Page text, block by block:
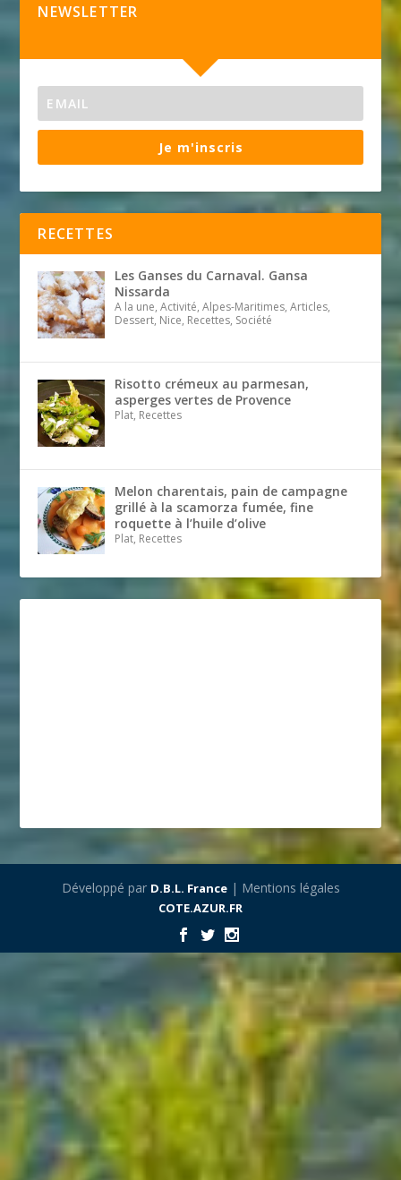
NEWSLETTER
Je m'inscris
RECETTES
Les Ganses du Carnaval. Gansa
Nissarda
A la une, Activité, Alpes-Maritimes, Articles,
Dessert, Nice, Recettes, Société
Risotto crémeux au parmesan,
asperges vertes de Provence
Plat, Recettes
Melon charentais, pain de campagne
grillé à la scamorza fumée, fine
roquette à l’huile d’olive
Plat, Recettes
Développé par D.B.L. France| Mentions légales
COTE.AZUR.FR